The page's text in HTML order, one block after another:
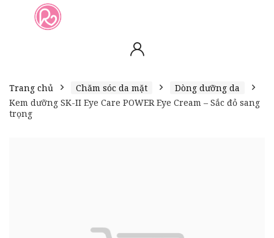
Trang chủ Chăm sóc da mặt
Dòng dưỡng da
Kem dưỡng SK-II Eye Care POWER Eye Cream – Sắc đỏ sang
trọng